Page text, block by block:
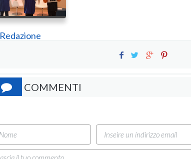
Redazione
COMMENTI